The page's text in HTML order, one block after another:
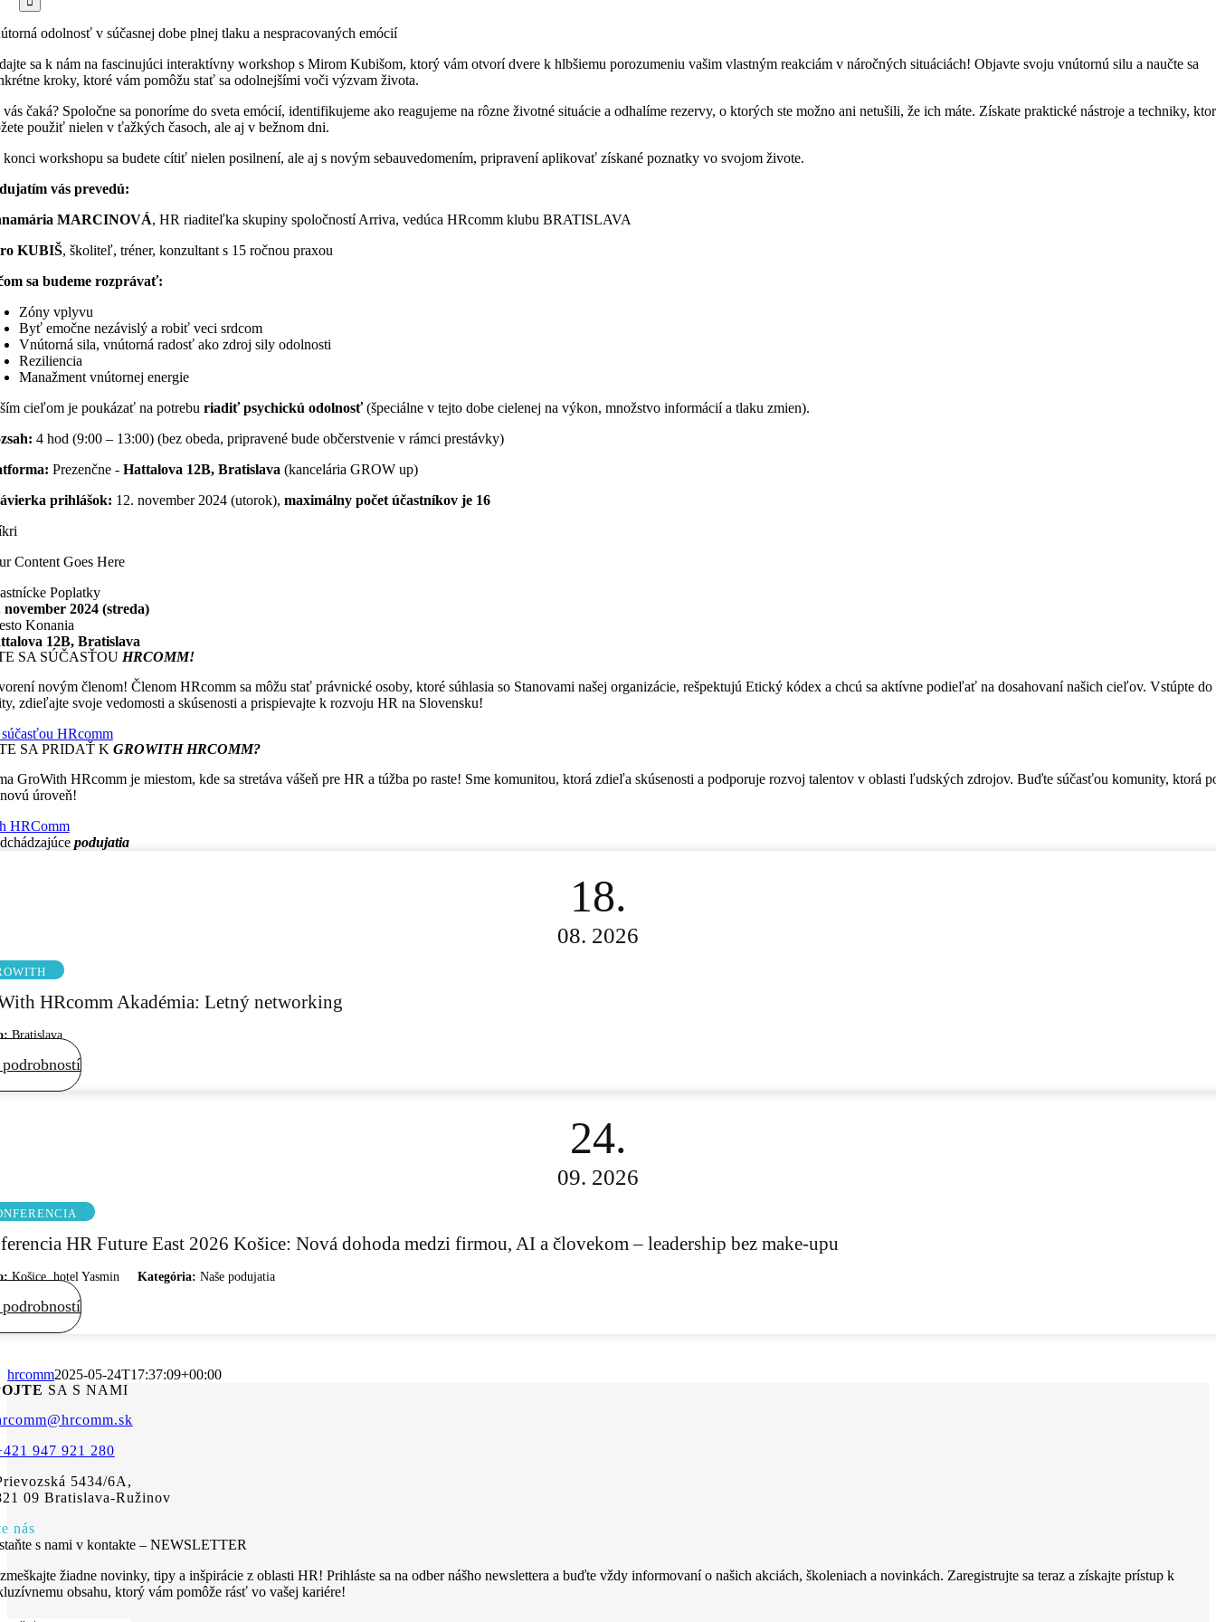
odolnosť v súčasnej dobe plnej tlaku a nespracovaných emócií
sa k nám na fascinujúci interaktívny workshop s Mirom Kubišom, ktorý vám otvorí dvere k hlbšiemu porozumeniu vašim vlastným reakciám v náročných situáciách! Objavte svoju vnútornú silu a naučte sa
kroky, ktoré vám pomôžu stať sa odolnejšími voči výzvam života.
vás čaká? Spoločne sa ponoríme do sveta emócií, identifikujeme ako reagujeme na rôzne životné situácie a odhalíme rezervy, o ktorých ste možno ani netušili, že ich máte. Získate praktické nástroje a techniky,
použiť nielen v ťažkých časoch, ale aj v bežnom dni.
konci workshopu sa budete cítiť nielen posilnení, ale aj s novým sebauvedomením, pripravení aplikovať získané poznatky vo svojom živote.
vás prevedú:
MARCINOVÁ, HR riaditeľka skupiny spoločností Arriva, vedúca HRcomm klubu BRATISLAVA
KUBIŠ, školiteľ, tréner, konzultant s 15 ročnou praxou
sa budeme rozprávať:
Zóny vplyvu
Byť emočne nezávislý a robiť veci srdcom
Vnútorná sila, vnútorná radosť ako zdroj sily odolnosti
Reziliencia
Manažment vnútornej energie
cieľom je poukázať na potreburiadiť psychickú odolnosť(špeciálne v tejto dobe cielenej na výkon, množstvo informácií a tlaku zmien).
4 hod (9:00 – 13:00) (bez obeda, pripravené bude občerstvenie v rámci prestávky)
Prezenčne -Hattalova 12B, Bratislava (kancelária GROW up)
prihlášok: 12. november 2024 (utorok),maximálny počet účastníkov je 16
Content Goes Here
Poplatky
november 2024 (streda)
Konania
12B, Bratislava
SA SÚČASŤOU HRCOMM!
novým členom! Členom HRcomm sa môžu stať právnické osoby, ktoré súhlasia so Stanovami našej organizácie, rešpektujú Etický kódex a chcú sa aktívne podieľať na dosahovaní našich cieľov. Vstúpte do
zdieľajte svoje vedomosti a skúsenosti a prispievajte k rozvoju HR na Slovensku!
HRcomm
SA PRIDAŤ K GROWITH HRCOMM?
GroWith HRcomm je miestom, kde sa stretáva vášeň pre HR a túžba po raste! Sme komunitou, ktorá zdieľa skúsenosti a podporuje rozvoj talentov v oblasti ľudských zdrojov. Buďte súčasťou komunity, ktorá
úroveň!
HRComm
podujatia
18.
08. 2026
HRcomm Akadémia: Letný networking
Bratislava
24.
09. 2026
HR Future East 2026 Košice: Nová dohoda medzi firmou, AI a človekom – leadership bez make-upu
Košice, hotel Yasmin Kategória:Naše podujatia
hrcomm2025-05-24T17:37:09+00:00
SA S NAMI
947 921 280
5434/6A,
09 Bratislava-Ružinov
nás
s nami v kontakte – NEWSLETTER
žiadne novinky, tipy a inšpirácie z oblasti HR! Prihláste sa na odber nášho newslettera a buďte vždy informovaní o našich akciách, školeniach a novinkách. Zaregistrujte sa teraz a získajte prístup k
obsahu, ktorý vám pomôže rásť vo vašej kariére!